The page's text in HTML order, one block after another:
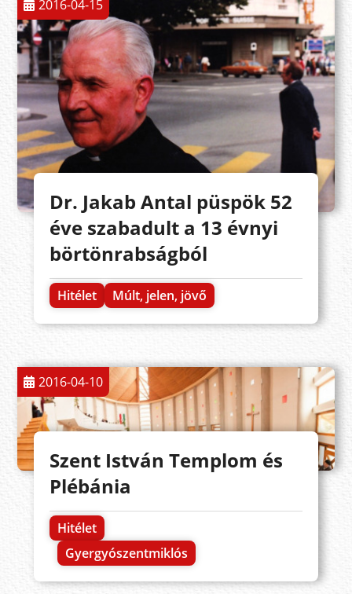
2016-04-15
Dr. Jakab Antal püspök 52
éve szabadult a 13 évnyi
börtönrabságból
Hitélet Múlt, jelen, jövő
2016-04-10
Szent István Templom és
Plébánia
Hitélet
Gyergyószentmiklós